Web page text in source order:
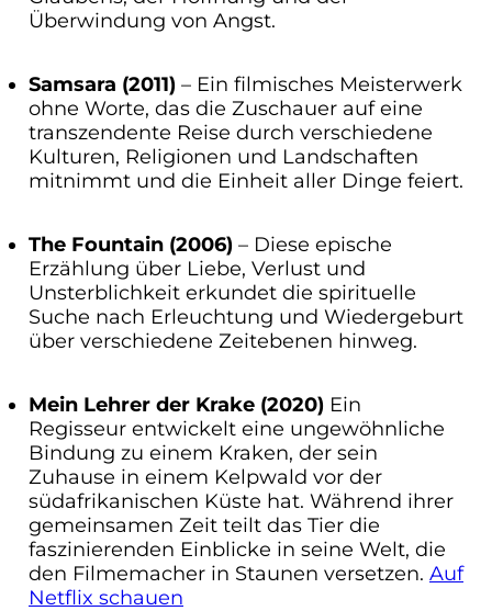
Überwindung von Angst.
Samsara (2011) – Ein filmisches Meisterwerk
ohne Worte, das die Zuschauer auf eine
transzendente Reise durch verschiedene
Kulturen, Religionen und Landschaften
mitnimmt und die Einheit aller Dinge feiert.
The Fountain (2006) – Diese epische
Erzählung über Liebe, Verlust und
Unsterblichkeit erkundet die spirituelle
Suche nach Erleuchtung und Wiedergeburt
über verschiedene Zeitebenen hinweg.
Mein Lehrer der Krake (2020) Ein
Regisseur entwickelt eine ungewöhnliche
Bindung zu einem Kraken, der sein
Zuhause in einem Kelpwald vor der
südafrikanischen Küste hat. Während ihrer
gemeinsamen Zeit teilt das Tier die
faszinierenden Einblicke in seine Welt, die
den Filmemacher in Staunen versetzen. Auf
Netflix schauen